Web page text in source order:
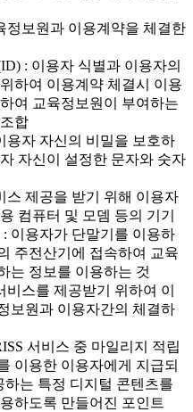
보원과 이용계약을 체결한
: 이용자 식별과 이용자의
하여 이용계약 체결시 이용
여 교육정보원이 부여하는
합
자 자신의 비밀을 보호하
자신이 설정한 문자와 숫자
제공을 받기 위해 이용자
컴퓨터 및 모뎀 등의 기기
이용자가 단말기를 이용하
주전산기에 접속하여 교육
는 정보를 이용하는 것
스를 제공받기 위하여 이
보원과 이용자간의 체결하
서비스 중 마일리지 적립
이용한 이용자에게 지급되
하는 특정 디지털 콘텐츠를
하도록 만들어진 포인트